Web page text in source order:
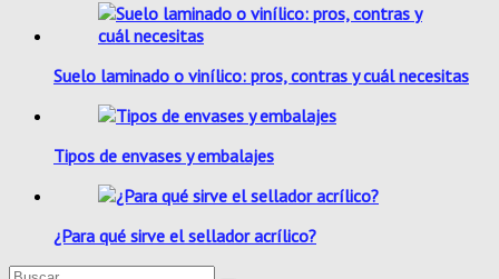
Suelo laminado o vinílico: pros, contras y cuál necesitas
Tipos de envases y embalajes
¿Para qué sirve el sellador acrílico?